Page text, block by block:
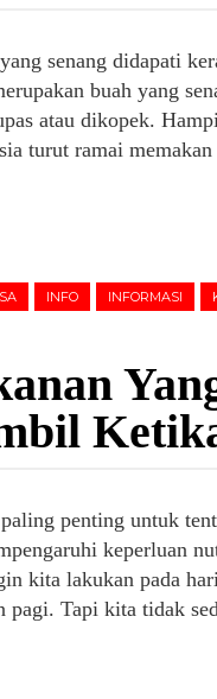
senang didapati
buah yang
atau dikopek.
turut ramai
INFO INFORMASI
penting untuk
keperluan
kita lakukan pada
Tapi kita tidak